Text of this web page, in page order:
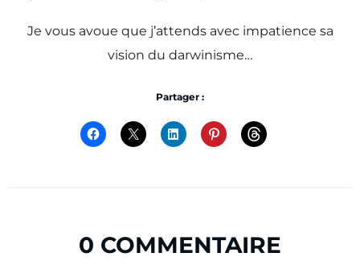
Je vous avoue que j’attends avec impatience sa
vision du darwinisme…
Partager :
0 COMMENTAIRE